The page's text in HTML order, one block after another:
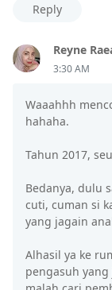
Reply
Reyne
3:30 AM
Waaahhh
hahaha.
Tahun 2017,
Bedanya, dulu
cuti, cuman si
yang jagain
Alhasil ya ke
pengasuh